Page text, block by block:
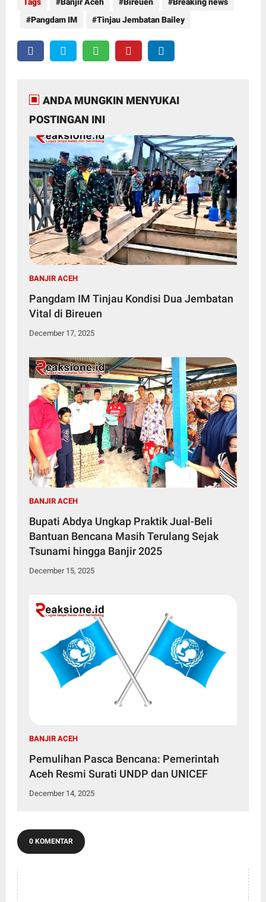
Pangdam IM
Tinjau Jembatan Bailey
ANDA MUNGKIN MENYUKAI
POSTINGAN INI
BANJIR ACEH
Pangdam IM Tinjau Kondisi Dua Jembatan
Vital di Bireuen
December 17, 2025
BANJIR ACEH
Bupati Abdya Ungkap Praktik Jual-Beli
Bantuan Bencana Masih Terulang Sejak
Tsunami hingga Banjir 2025
December 15, 2025
BANJIR ACEH
Pemulihan Pasca Bencana: Pemerintah
Aceh Resmi Surati UNDP dan UNICEF
December 14, 2025
0 KOMENTAR